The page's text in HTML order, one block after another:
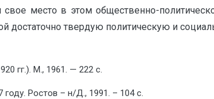
место в этом общественно-
твердую политическую и
гг.). М., 1961. — 222 с.
Ростов – н/Д., 1991. – 104 с.